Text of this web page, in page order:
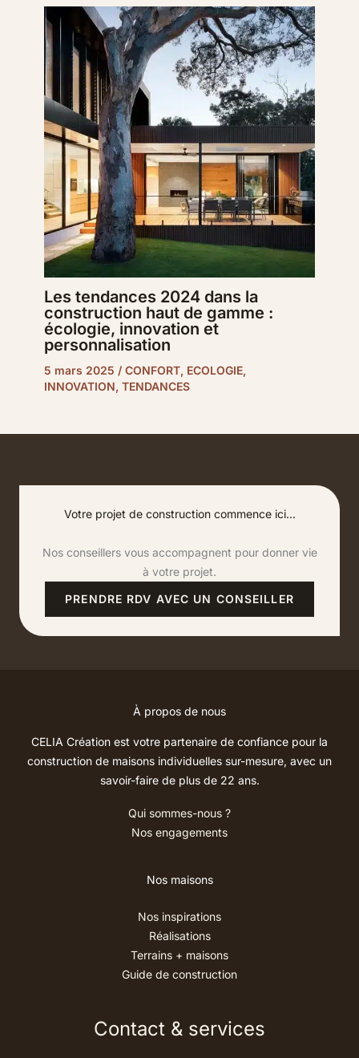
Les tendances 2024 dans la
construction haut de gamme :
écologie, innovation et
personnalisation
5 mars 2025 / CONFORT, ECOLOGIE,
INNOVATION, TENDANCES
Votre projet de construction commence ici...
Nos conseillers vous accompagnent pour donner vie
à votre projet.
PRENDRE RDV AVEC UN CONSEILLER
À propos de nous
CELIA Création est votre partenaire de confiance pour la
construction de maisons individuelles sur-mesure, avec un
savoir-faire de plus de 22 ans.
Qui sommes-nous ?
Nos engagements
Nos maisons
Nos inspirations
Réalisations
Terrains + maisons
Guide de construction
Contact & services